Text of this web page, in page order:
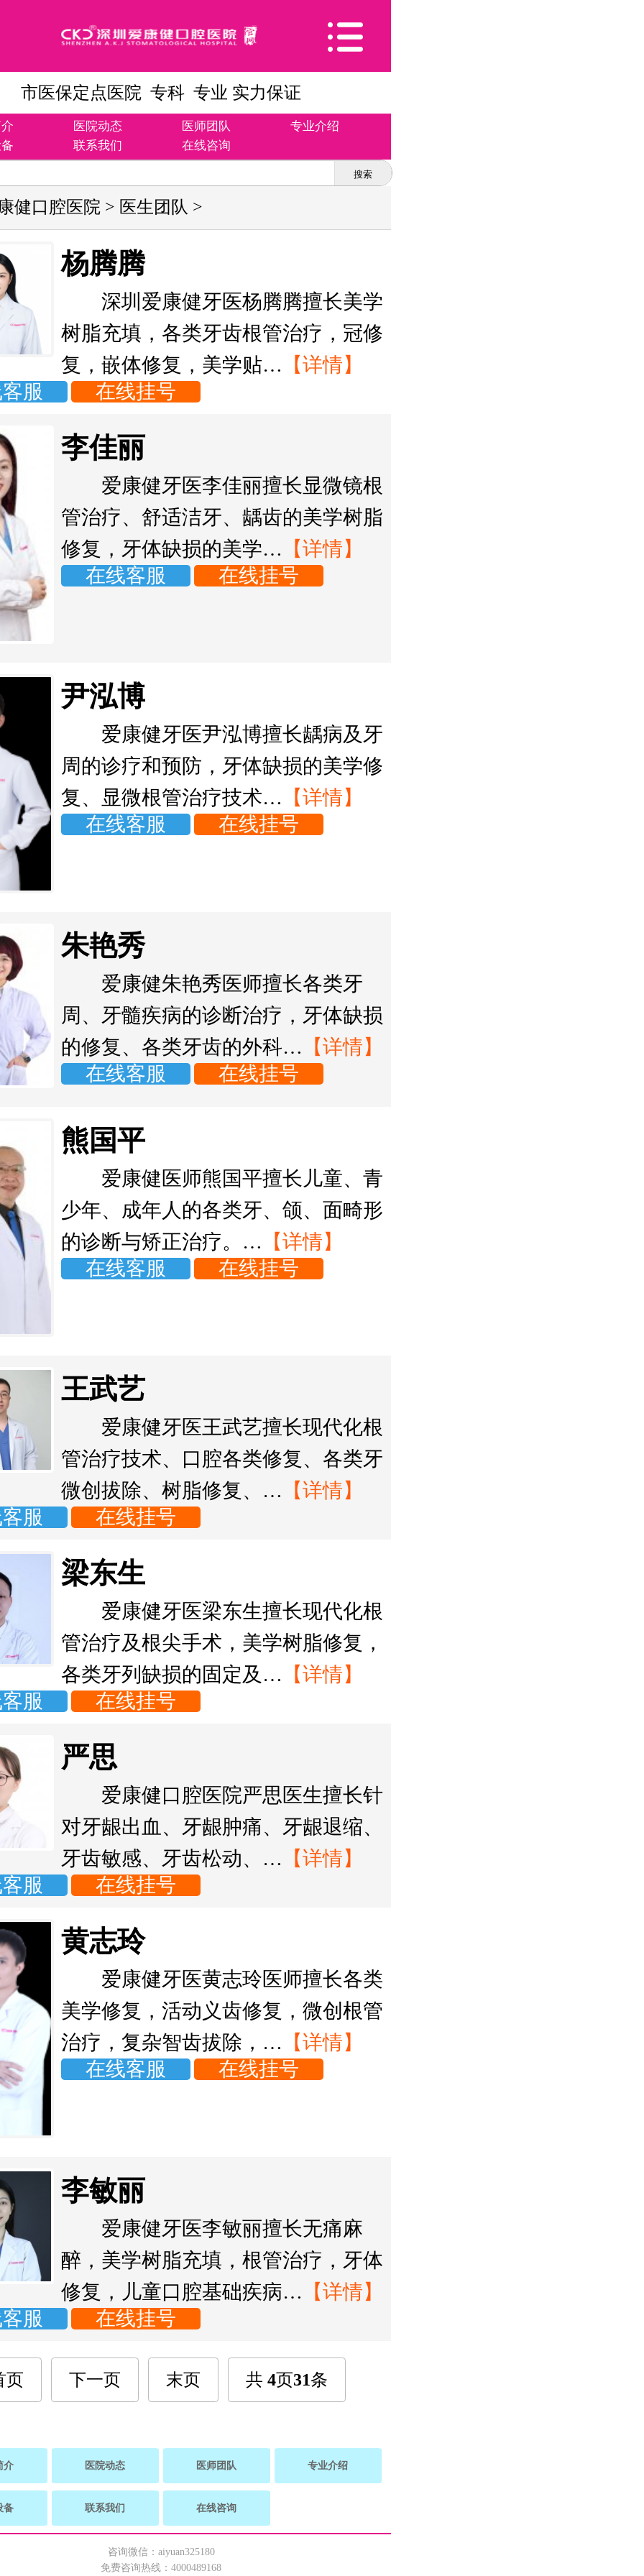
市医保定点医院 专科 专业 实力保证
医院动态 医师团队
专业介绍
联系我们 在线咨询
搜索
健口腔医院 > 医生团队 >
杨腾腾
深圳爱康健牙医杨腾腾擅长美学
树脂充填，各类牙齿根管治疗，冠修
复，嵌体修复，美学贴…
【详情】
服
在线挂号
李佳丽
爱康健牙医李佳丽擅长显微镜根
管治疗、舒适洁牙、龋齿的美学树脂
修复，牙体缺损的美学…
【详情】
在线客服
在线挂号
尹泓博
爱康健牙医尹泓博擅长龋病及牙
周的诊疗和预防，牙体缺损的美学修
复、显微根管治疗技术…
【详情】
在线客服
在线挂号
朱艳秀
爱康健朱艳秀医师擅长各类牙
周、牙髓疾病的诊断治疗，牙体缺损
的修复、各类牙齿的外科…
【详情】
在线客服
在线挂号
熊国平
爱康健医师熊国平擅长儿童、青
少年、成年人的各类牙、颌、面畸形
的诊断与矫正治疗。…
【详情】
在线客服
在线挂号
王武艺
爱康健牙医王武艺擅长现代化根
管治疗技术、口腔各类修复、各类牙
微创拔除、树脂修复、…
【详情】
服
在线挂号
梁东生
爱康健牙医梁东生擅长现代化根
管治疗及根尖手术，美学树脂修复，
各类牙列缺损的固定及…
【详情】
服
在线挂号
严思
爱康健口腔医院严思医生擅长针
对牙龈出血、牙龈肿痛、牙龈退缩、
牙齿敏感、牙齿松动、…
【详情】
服
在线挂号
黄志玲
爱康健牙医黄志玲医师擅长各类
美学修复，活动义齿修复，微创根管
治疗，复杂智齿拔除，…
【详情】
在线客服
在线挂号
李敏丽
爱康健牙医李敏丽擅长无痛麻
醉，美学树脂充填，根管治疗，牙体
修复，儿童口腔基础疾病…
【详情】
服
在线挂号
页 下一页 末页 共4页31条
介 医院动态 医师团队 专业介绍
备 联系我们 在线咨询
咨询微信：aiyuan325180
免费咨询热线：4000489168